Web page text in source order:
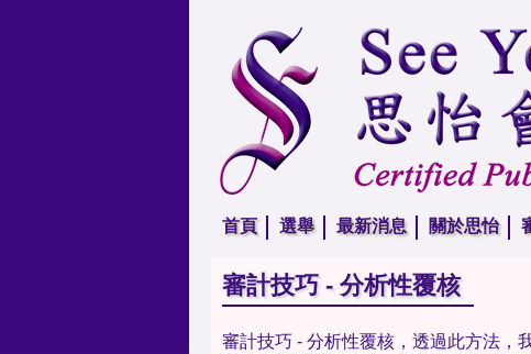
首頁 選舉 最新消息 關於思怡
審計技巧 - 分析性覆核
審計技巧 - 分析性覆核，透過此方法，